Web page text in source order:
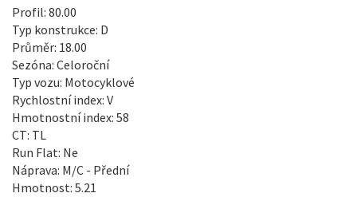
Profil: 80.00
Typ konstrukce: D
Průměr: 18.00
Sezóna: Celoroční
Typ vozu: Motocyklové
Rychlostní index: V
Hmotnostní index: 58
CT: TL
Run Flat: Ne
Náprava: M/C - Přední
Hmotnost: 5.21